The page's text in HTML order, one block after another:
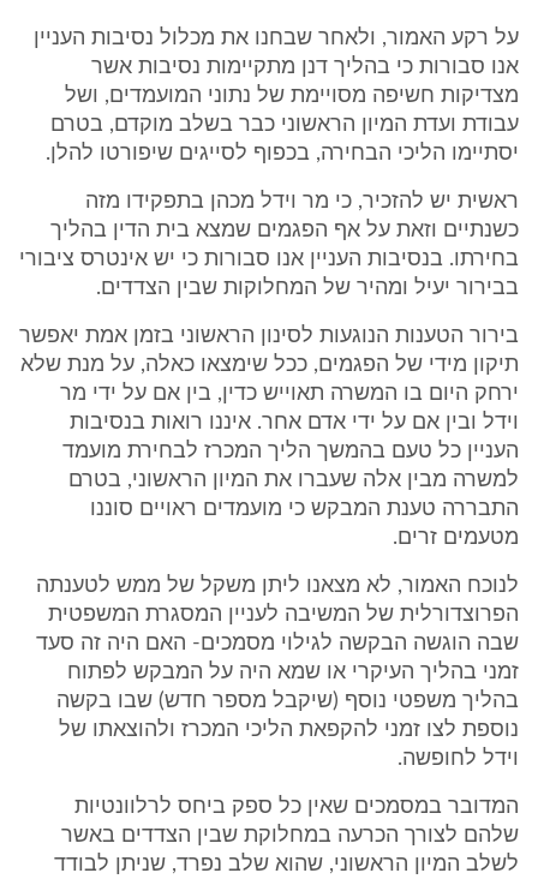
על רקע האמור, ולאחר שבחנו את מכלול נסיבות העניין
אנו סבורות כי בהליך דנן מתקיימות נסיבות אשר
מצדיקות חשיפה מסויימת של נתוני המועמדים, ושל
עבודת ועדת המיון הראשוני כבר בשלב מוקדם, בטרם
יסתיימו הליכי הבחירה, בכפוף לסייגים שיפורטו להלן.
ראשית יש להזכיר, כי מר וידל מכהן בתפקידו מזה
כשנתיים וזאת על אף הפגמים שמצא בית הדין בהליך
בחירתו. בנסיבות העניין אנו סבורות כי יש אינטרס ציבורי
בבירור יעיל ומהיר של המחלוקות שבין הצדדים.
בירור הטענות הנוגעות לסינון הראשוני בזמן אמת יאפשר
תיקון מידי של הפגמים, ככל שימצאו כאלה, על מנת שלא
ירחק היום בו המשרה תאוייש כדין, בין אם על ידי מר
וידל ובין אם על ידי אדם אחר. איננו רואות בנסיבות
העניין כל טעם בהמשך הליך המכרז לבחירת מועמד
למשרה מבין אלה שעברו את המיון הראשוני, בטרם
התבררה טענת המבקש כי מועמדים ראויים סוננו
מטעמים זרים.
לנוכח האמור, לא מצאנו ליתן משקל של ממש לטענתה
הפרוצדורלית של המשיבה לעניין המסגרת המשפטית
שבה הוגשה הבקשה לגילוי מסמכים- האם היה זה סעד
זמני בהליך העיקרי או שמא היה על המבקש לפתוח
בהליך משפטי נוסף (שיקבל מספר חדש) שבו בקשה
נוספת לצו זמני להקפאת הליכי המכרז ולהוצאתו של
וידל לחופשה.
המדובר במסמכים שאין כל ספק ביחס לרלוונטיות
שלהם לצורך הכרעה במחלוקת שבין הצדדים באשר
לשלב המיון הראשוני, שהוא שלב נפרד, שניתן לבודד